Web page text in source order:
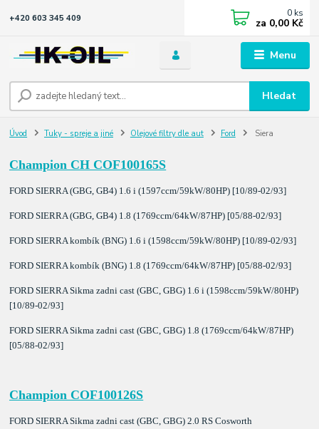
Menu
Hledat
+420 603 345 409 0 ks
za 0,00 Kč
Úvod Tuky - spreje a jiné Olejové filtry dle aut Ford Siera
Champion CH COF100165S
FORD SIERRA (GBG, GB4) 1.6 i (1597ccm/59kW/80HP) [10/89-02/93]
FORD SIERRA (GBG, GB4) 1.8 (1769ccm/64kW/87HP) [05/88-02/93]
FORD SIERRA kombík (BNG) 1.6 i (1598ccm/59kW/80HP) [10/89-02/93]
FORD SIERRA kombík (BNG) 1.8 (1769ccm/64kW/87HP) [05/88-02/93]
FORD SIERRA Sikma zadni cast (GBC, GBG) 1.6 i (1598ccm/59kW/80HP)
[10/89-02/93]
FORD SIERRA Sikma zadni cast (GBC, GBG) 1.8 (1769ccm/64kW/87HP)
[05/88-02/93]
Champion COF100126S
FORD SIERRA Sikma zadni cast (GBC, GBG) 2.0 RS Cosworth